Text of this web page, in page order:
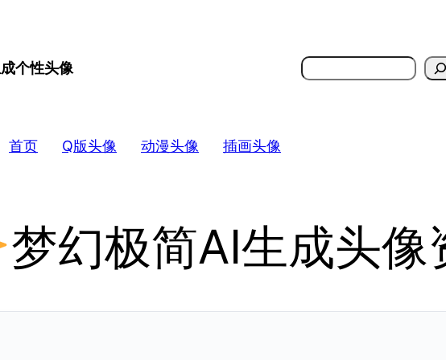
个性头像
搜
索
首页 Q版头像 动漫头像 插画头像
梦幻极简AI生成头像